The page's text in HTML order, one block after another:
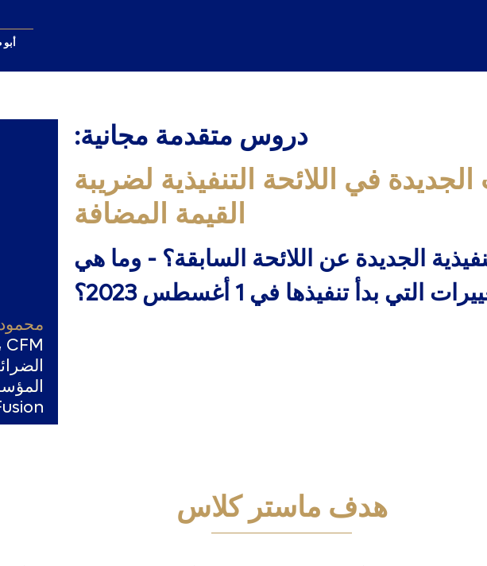
أبو
دروس متقدمة مجانية:
في اللائحة التنفيذية لضريبة
القيمة المضافة
الجديدة عن اللائحة السابقة؟ - وما هي
التي بدأ تنفيذها في 1 أغسطس 2023؟
هدف ماستر كلاس